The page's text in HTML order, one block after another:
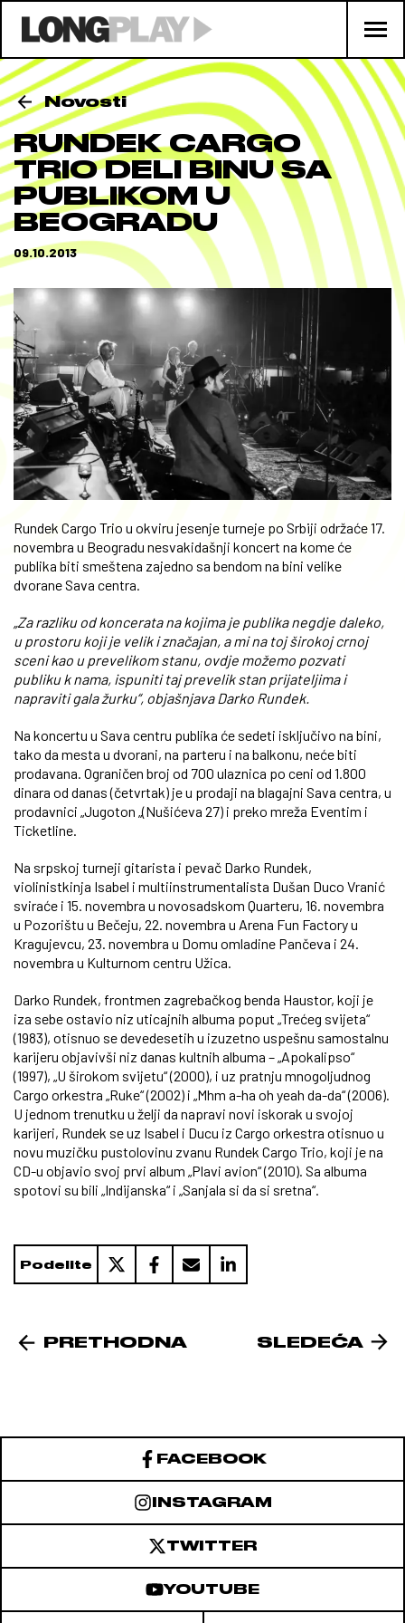
Novosti
RUNDEK CARGO
TRIO DELI BINU SA
PUBLIKOM U
BEOGRADU
09.10.2013
Rundek Cargo Trio u okviru jesenje turneje po Srbiji održaće 17.
novembra u Beogradu nesvakidašnji koncert na kome će
publika biti smeštena zajedno sa bendom na bini velike
dvorane Sava centra.
„Za razliku od koncerata na kojima je publika negdje daleko,
u prostoru koji je velik i značajan, a mi na toj širokoj crnoj
sceni kao u prevelikom stanu, ovdje možemo pozvati
publiku k nama, ispuniti taj prevelik stan prijateljima i
napraviti gala žurku“, objašnjava Darko Rundek.
Na koncertu u Sava centru publika će sedeti isključivo na bini,
tako da mesta u dvorani, na parteru i na balkonu, neće biti
prodavana. Ograničen broj od 700 ulaznica po ceni od 1.800
dinara od danas (četvrtak) je u prodaji na blagajni Sava centra, u
prodavnici „Jugoton „(Nušićeva 27) i preko mreža Eventim i
Ticketline.
Na srpskoj turneji gitarista i pevač Darko Rundek,
violinistkinja Isabel i multiinstrumentalista Dušan Duco Vranić
sviraće i 15. novembra u novosadskom Quarteru, 16. novembra
u Pozorištu u Bečeju, 22. novembra u Arena Fun Factory u
Kragujevcu, 23. novembra u Domu omladine Pančeva i 24.
novembra u Kulturnom centru Užica.
Darko Rundek, frontmen zagrebačkog benda Haustor, koji je
iza sebe ostavio niz uticajnih albuma poput „Trećeg svijeta“
(1983), otisnuo se devedesetih u izuzetno uspešnu samostalnu
karijeru objavivši niz danas kultnih albuma – „Apokalipso“
(1997), „U širokom svijetu“ (2000), i uz pratnju mnogoljudnog
Cargo orkestra „Ruke“ (2002) i „Mhm a-ha oh yeah da-da“ (2006).
U jednom trenutku u želji da napravi novi iskorak u svojoj
karijeri, Rundek se uz Isabel i Ducu iz Cargo orkestra otisnuo u
novu muzičku pustolovinu zvanu Rundek Cargo Trio, koji je na
CD-u objavio svoj prvi album „Plavi avion“ (2010). Sa albuma
spotovi su bili „Indijanska“ i „Sanjala si da si sretna“.
Podelite
PRETHODNA SLEDEĆA
FACEBOOK
INSTAGRAM
TWITTER
YOUTUBE